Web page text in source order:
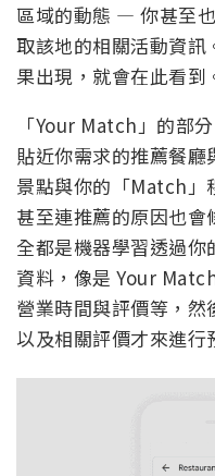
區域的動態 — 你甚至
取該地的相關活動資訊
果出現，就會在此看到
「Your Match」的部
貼近你需求的推薦餐
景點與你的「Match」
甚至連推薦的原因也會
全都是機器學習透過
資料，像是 Your
營業時間與評價等，
以及相關評價才來進行